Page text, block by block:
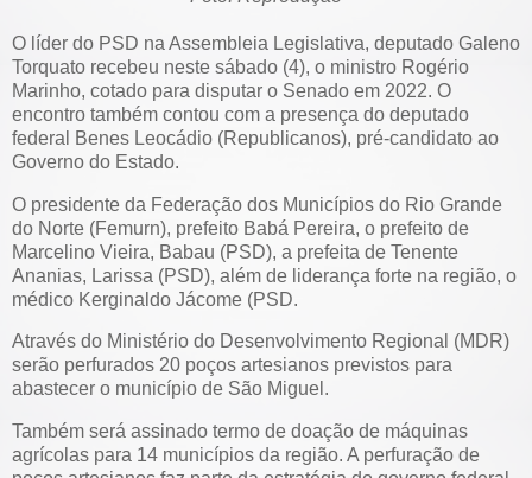
O líder do PSD na Assembleia Legislativa, deputado Galeno
Torquato recebeu neste sábado (4), o ministro Rogério
Marinho, cotado para disputar o Senado em 2022. O
encontro também contou com a presença do deputado
federal Benes Leocádio (Republicanos), pré-candidato ao
Governo do Estado.
O presidente da Federação dos Municípios do Rio Grande
do Norte (Femurn), prefeito Babá Pereira, o prefeito de
Marcelino Vieira, Babau (PSD), a prefeita de Tenente
Ananias, Larissa (PSD), além de liderança forte na região, o
médico Kerginaldo Jácome (PSD.
Através do Ministério do Desenvolvimento Regional (MDR)
serão perfurados 20 poços artesianos previstos para
abastecer o município de São Miguel.
Também será assinado termo de doação de máquinas
agrícolas para 14 municípios da região. A perfuração de